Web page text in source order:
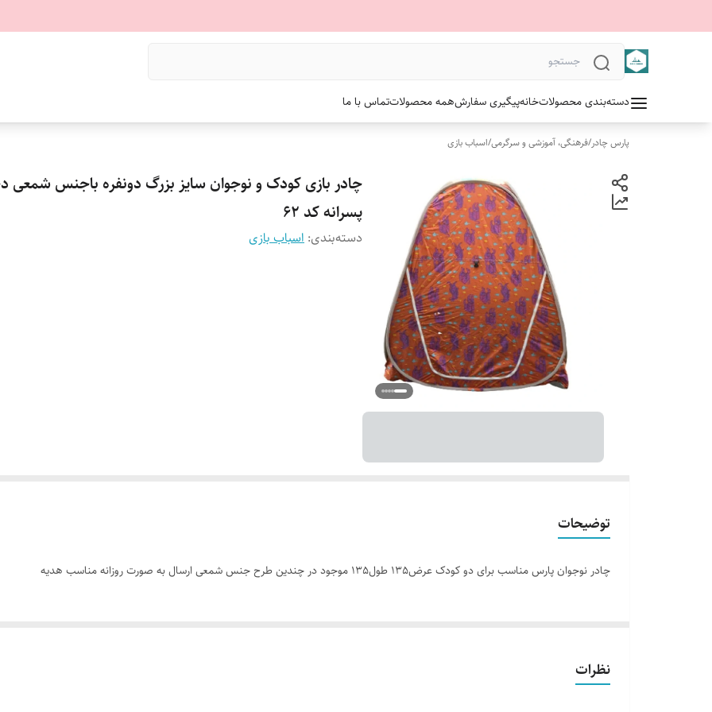
دسته‌بندی محصولاتخانهپیگیری سفارشهمه محصولاتتماس با ما
پارس چادر/فرهنگی، آموزشی و سرگرمی/اسباب بازی
چادر بازی کودک و نوجوان سایز بزرگ دونفره باجنس شمعی
پسرانه کد 62
دسته‌بندی: اسباب بازی
توضیحات
چادر نوجوان پارس مناسب برای دو کودک عرض135 طول135 موجود در چندین طرح جنس شمعی ارسال به صورت روزانه مناسب هدیه
نظرات